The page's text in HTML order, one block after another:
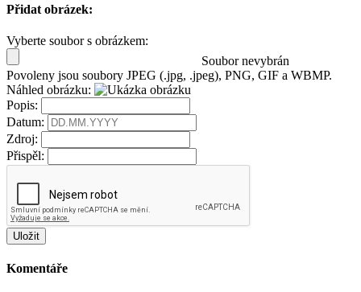
Přidat obrázek:
Vyberte soubor s obrázkem:
Soubor nevybrán
Povoleny jsou soubory JPEG (.jpg, .jpeg), PNG, GIF a WBMP.
Náhled obrázku:
Popis:
Datum:
Zdroj:
Přispěl:
Uložit
Komentáře